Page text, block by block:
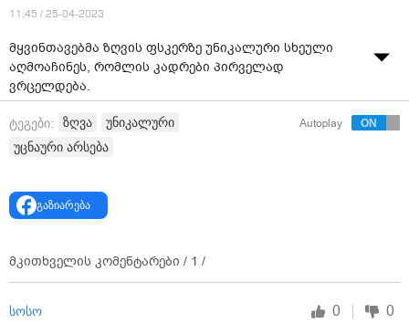
11:45 / 25-04-2023
მყვინთავებმა ზღვის ფსკერზე უნიკალური სხეული
აღმოაჩინეს, რომლის კადრები პირველად
ვრცელდება.
ზღვის ფსკერის ჭიაყელა.
მყვინთავები ახალ ზელანდიაში, ვულკან “ვაკაარის“
როდესაც 26 ფუტის სიგრძის ეს ზღვის ჭიაყელა
მისი ოფიციალური სახელია - pyrosome.
ინდივიდუალური ორგანიზმის, zooid-ების კოლონიებს
ტეგები: ზღვა
უნიკალური
უცნაური არსება
Autoplay
გაზიარება
მკითხველის კომენტარები / 1 /
სოსო 0 0